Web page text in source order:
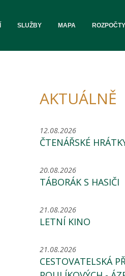
SLUŽBY MAPA
AKTUÁLNĚ
12.08.2026
ČTENÁŘSKÉ
20.08.2026
TÁBORÁK S HASIČI
21.08.2026
LETNÍ KINO
21.08.2026
CESTOVATELSKÁ